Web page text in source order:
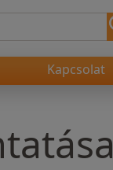
Kapcsolat